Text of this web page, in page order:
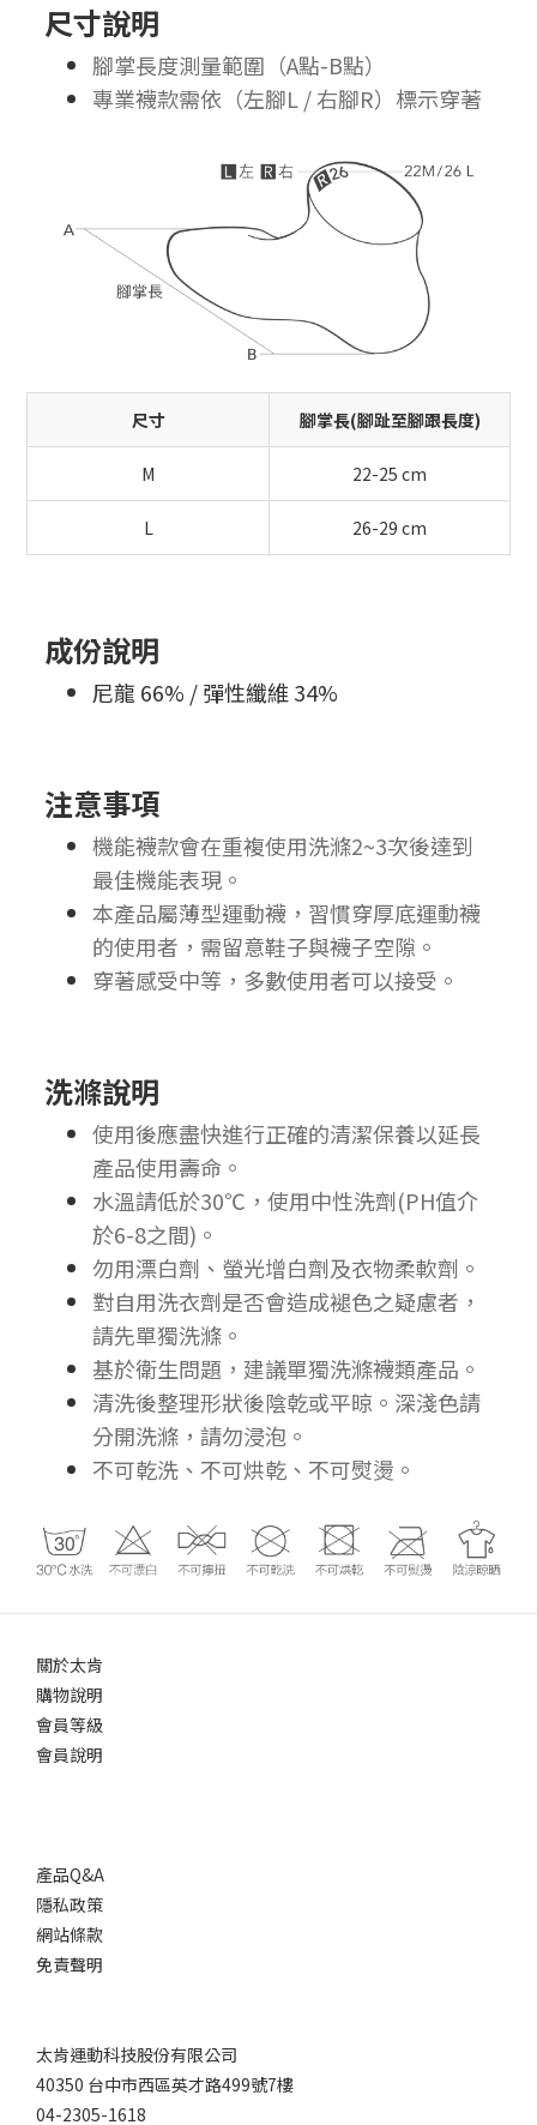
尺寸說明
腳掌長度測量範圍（A點-B點）
專業襪款需依（左腳L / 右腳R）標示穿著
尺寸 腳掌長(腳趾至腳跟長度)
M 22-25 cm
L 26-29 cm
成份說明
尼龍 66% / 彈性纖維 34%
注意事項
機能襪款會在重複使用洗滌2~3次後達到
最佳機能表現。
本產品屬薄型運動襪，習慣穿厚底運動襪
的使用者，需留意鞋子與襪子空隙。
穿著感受中等，多數使用者可以接受。
洗滌說明
使用後應盡快進行正確的清潔保養以延長
產品使用壽命。
水溫請低於30℃，使用中性洗劑(PH值介
於6-8之間)。
勿用漂白劑、螢光增白劑及衣物柔軟劑。
對自用洗衣劑是否會造成褪色之疑慮者，
請先單獨洗滌。
基於衛生問題，建議單獨洗滌襪類產品。
清洗後整理形狀後陰乾或平晾。深淺色請
分開洗滌，請勿浸泡。
不可乾洗、不可烘乾、不可熨燙。
關於太肯
購物說明
會員等級
會員說明
產品Q&A
隱私政策
網站條款
免責聲明
太肯運動科技股份有限公司
40350 台中市西區英才路499號7樓
04-2305-1618